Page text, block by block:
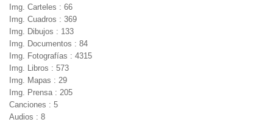
Img. Carteles : 66
Img. Cuadros : 369
Img. Dibujos : 133
Img. Documentos : 84
Img. Fotografías : 4315
Img. Libros : 573
Img. Mapas : 29
Img. Prensa : 205
Canciones : 5
Audios : 8